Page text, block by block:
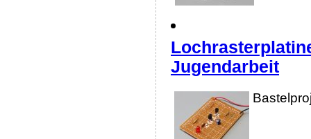
Jugendarbeit